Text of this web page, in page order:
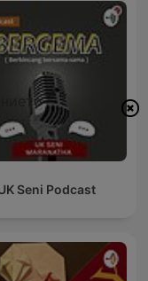
Seni Podcast